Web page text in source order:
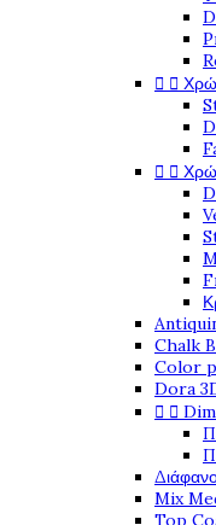
 
 
Chalk
Color
Dora
 
Mix
Top